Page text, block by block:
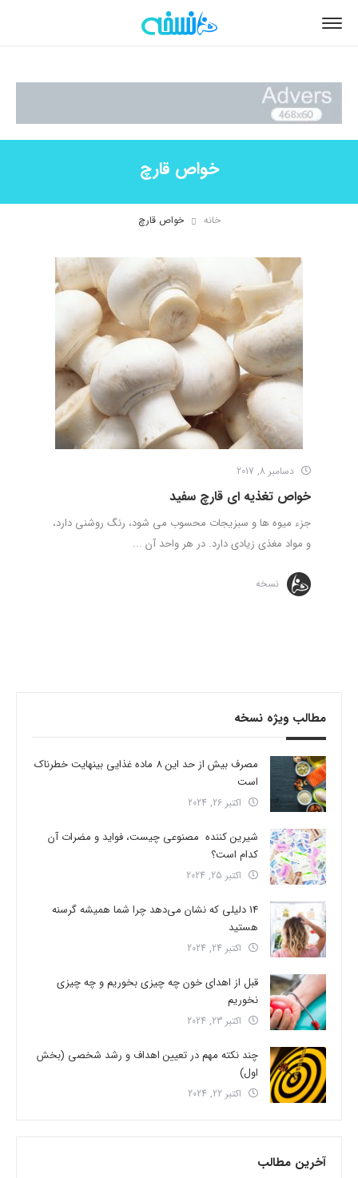
خواص قارچ
خانه خواص قارچ
دسامبر 8, 2017
خواص تغذیه ای قارچ سفید
جزء میوه ها و سبزیجات محسوب می شود، رنگ روشنی دارد،
و مواد مغذی زیادی دارد. در هر واحد آن ...
نسخه
مطالب ویژه نسخه
مصرف بیش از حد این 8 ماده غذایی بینهایت خطرناک
است
اکتبر 26, 2024
شیرین کننده مصنوعی چیست، فواید و مضرات آن
کدام است؟
اکتبر 25, 2024
14 دلیلی که نشان می‌دهد چرا شما همیشه گرسنه
هستید
اکتبر 24, 2024
قبل از اهدای خون چه چیزی بخوریم و چه چیزی
نخوریم
اکتبر 23, 2024
چند نکته مهم در تعیین اهداف و رشد شخصی (بخش
اول)
اکتبر 22, 2024
آخرین مطالب